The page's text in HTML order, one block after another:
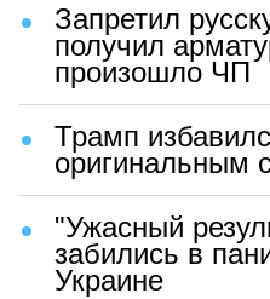
Запретил
получил
произошло ЧП
Трамп
оригинальным
"Ужасный
забились в
Украине